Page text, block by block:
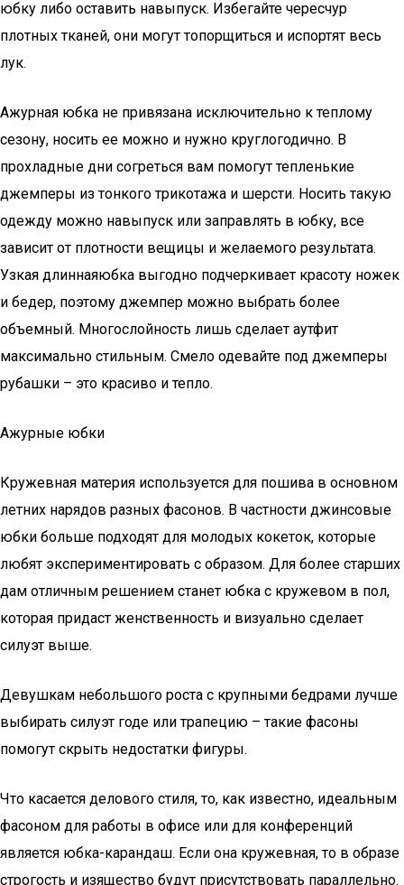
юбку либо оставить навыпуск. Избегайте чересчур
плотных тканей, они могут топорщиться и испортят весь
лук.
Ажурная юбка не привязана исключительно к теплому
сезону, носить ее можно и нужно круглогодично. В
прохладные дни согреться вам помогут тепленькие
джемперы из тонкого трикотажа и шерсти. Носить такую
одежду можно навыпуск или заправлять в юбку, все
зависит от плотности вещицы и желаемого результата.
Узкая длиннаяюбка выгодно подчеркивает красоту ножек
и бедер, поэтому джемпер можно выбрать более
объемный. Многослойность лишь сделает аутфит
максимально стильным. Смело одевайте под джемперы
рубашки – это красиво и тепло.
Ажурные юбки
Кружевная материя используется для пошива в основном
летних нарядов разных фасонов. В частности джинсовые
юбки больше подходят для молодых кокеток, которые
любят экспериментировать с образом. Для более старших
дам отличным решением станет юбка с кружевом в пол,
которая придаст женственность и визуально сделает
силуэт выше.
Девушкам небольшого роста с крупными бедрами лучше
выбирать силуэт годе или трапецию – такие фасоны
помогут скрыть недостатки фигуры.
Что касается делового стиля, то, как известно, идеальным
фасоном для работы в офисе или для конференций
является юбка-карандаш. Если она кружевная, то в образе
строгость и изящество будут присутствовать параллельно.